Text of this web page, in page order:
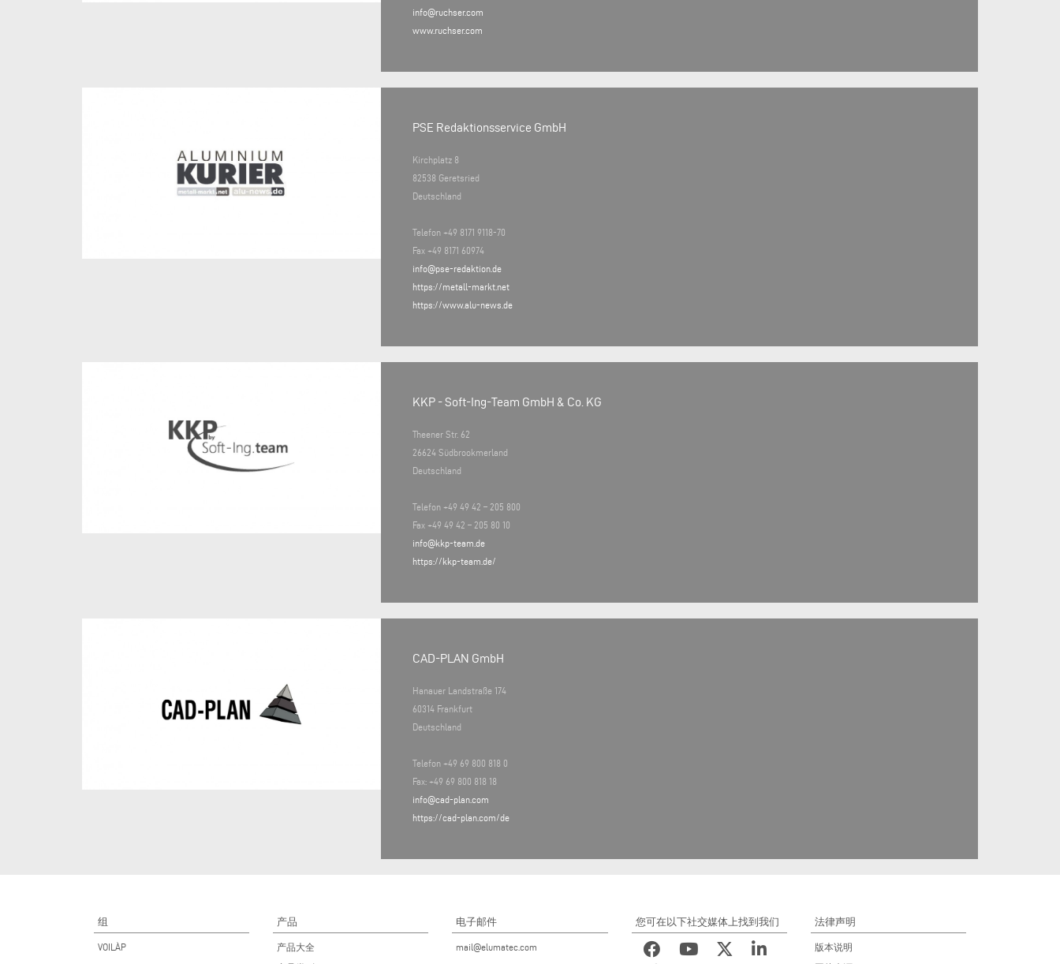
info@ruchser.com
www.ruchser.com
PSE Redaktionsservice GmbH
Kirchplatz 8
82538 Geretsried
Deutschland
Telefon +49 8171 9118-70
Fax +49 8171 60974
info@pse-redaktion.de
https://metall-markt.net
https://www.alu-news.de
KKP - Soft-Ing-Team GmbH & Co. KG
Theener Str. 62
26624 Südbrookmerland
Deutschland
Telefon +49 49 42 – 205 800
Fax +49 49 42 – 205 80 10
info@kkp-team.de
https://kkp-team.de/
CAD-PLAN GmbH
Hanauer Landstraße 174
60314 Frankfurt
Deutschland
Telefon +49 69 800 818 0
Fax: +49 69 800 818 18
info@cad-plan.com
https://cad-plan.com/de
组
VOILÀP
产品
产品大全
电子邮件
mail@elumatec.com
您可在以下社交媒体上找到我们 法律声明
版本说明